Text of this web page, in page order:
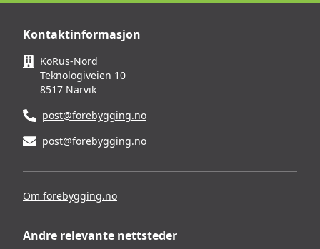
Kontaktinformasjon
KoRus-Nord
Teknologiveien 10
8517 Narvik
post@forebygging.no
post@forebygging.no
Om forebygging.no
Andre relevante nettsteder